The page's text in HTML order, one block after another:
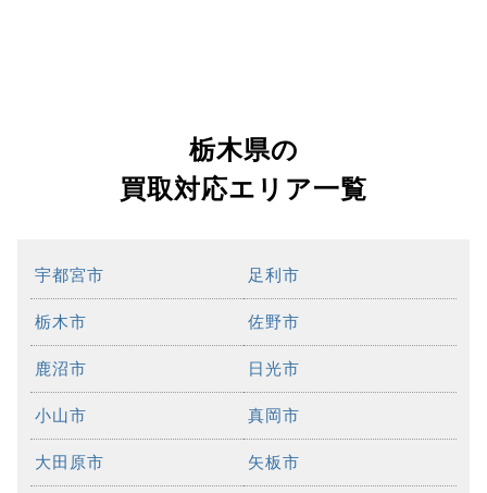
栃木県の
買取対応エリア一覧
宇都宮市 足利市
栃木市 佐野市
鹿沼市 日光市
小山市 真岡市
大田原市 矢板市